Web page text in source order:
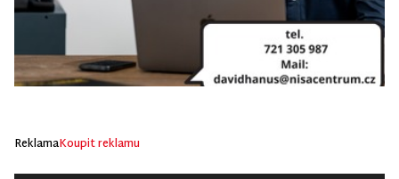
ReklamaKoupit reklamu